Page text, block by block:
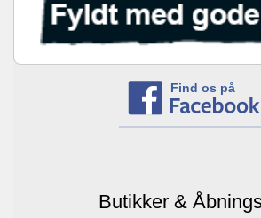
Find os på
Butikker &